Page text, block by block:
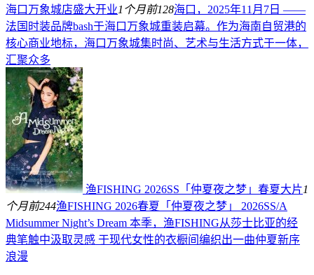
海口万象城店盛大开业1个月前128海口，2025年11月7日 ——
法国时装品牌bash于海口万象城重装启幕。作为海南自贸港的
核心商业地标，海口万象城集时尚、艺术与生活方式于一体，
汇聚众多
渔FISHING 2026SS「仲夏夜之梦」春夏大片1
个月前244渔FISHING 2026春夏「仲夏夜之梦」 2026SS/A
Midsummer Night’s Dream 本季，渔FISHING从莎士比亚的经
典笔触中汲取灵感 于现代女性的衣橱间编织出一曲仲夏新序
浪漫